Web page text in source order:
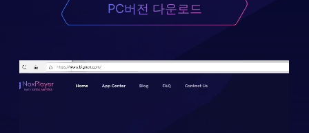
PC버전 다운로드